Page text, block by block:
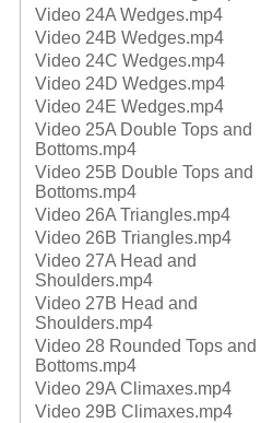
Video 24A Wedges.mp4
Video 24B Wedges.mp4
Video 24C Wedges.mp4
Video 24D Wedges.mp4
Video 24E Wedges.mp4
Video 25A Double Tops and
Bottoms.mp4
Video 25B Double Tops and
Bottoms.mp4
Video 26A Triangles.mp4
Video 26B Triangles.mp4
Video 27A Head and
Shoulders.mp4
Video 27B Head and
Shoulders.mp4
Video 28 Rounded Tops and
Bottoms.mp4
Video 29A Climaxes.mp4
Video 29B Climaxes.mp4